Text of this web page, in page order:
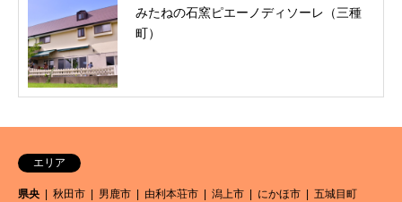
みたねの石窯ピエーノディソーレ（三種
町）
エリア
県央 秋田市 男鹿市 由利本荘市 潟上市 にかほ市
五城目町